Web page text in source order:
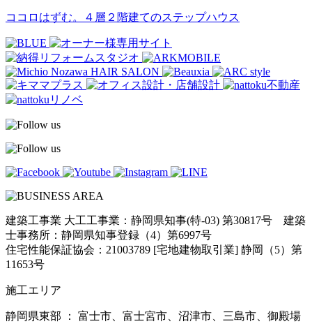
ココロはずむ。４層２階建てのステップハウス
建築工事業 大工工事業：静岡県知事(特-03) 第30817号 建築
士事務所：静岡県知事登録（4）第6997号
住宅性能保証協会：21003789 [宅地建物取引業] 静岡（5）第
11653号
施工エリア
静岡県東部 ： 富士市、富士宮市、沼津市、三島市、御殿場